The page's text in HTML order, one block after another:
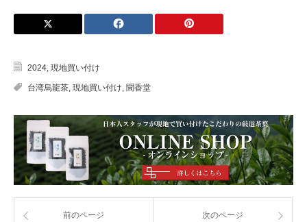
2024, 現地買い付け
台湾烏龍茶, 現地買い付け, 聞香堂
前のページ 次のページ